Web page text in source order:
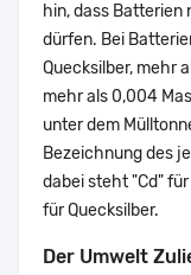
hin, dass Batterien
dürfen. Bei
Quecksilber, mehr
mehr als 0,004
unter dem
Bezeichnung des
dabei steht "Cd"
für Quecksilber.
Der Umwelt